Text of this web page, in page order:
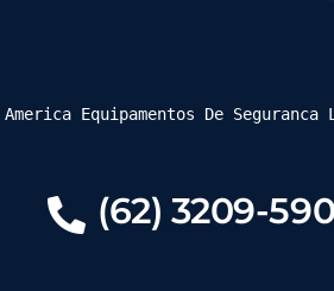
(62) 3209-
Equipamentos De Seguranca